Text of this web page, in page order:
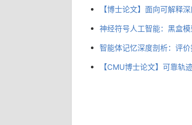
【博士论文】面向可解释
神经符号人工智能：黑盒
智能体记忆深度剖析：评
【CMU博士论文】可靠轨